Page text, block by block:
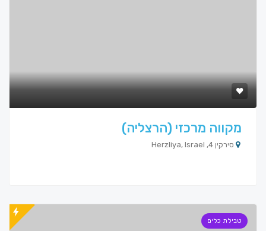
מקווה מרכזי (הרצליה)
סירקין 4, Herzliya, Israel
טבילת כלים